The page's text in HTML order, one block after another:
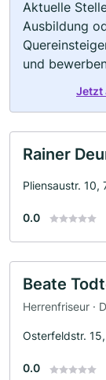
Aktuelle
Ausbildung
und
Jetzt
Rainer
Pliensaustr. 10,
0.0
Beate
Herrenfriseur ·
Osterfeldstr.
0.0